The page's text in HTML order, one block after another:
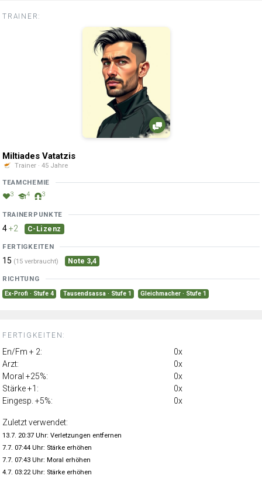
TRAINER:
Miltiades Vatatzis
Trainer · 45 Jahre
TEAMCHEMIE
3 4 3
TRAINERPUNKTE
4+2 C-Lizenz
FERTIGKEITEN
15 (15 verbraucht) Note 3,4
RICHTUNG
Ex-Profi · Stufe 4 Tausendsassa · Stufe 1 Gleichmacher · Stufe 1
FERTIGKEITEN:
En/Fm + 2:
0x
Arzt:
0x
Moral +25%:
0x
Stärke +1:
0x
Eingesp. +5%:
0x
Zuletzt verwendet:
13.7. 20:37 Uhr: Verletzungen entfernen
7.7. 07:44 Uhr: Stärke erhöhen
7.7. 07:43 Uhr: Moral erhöhen
4.7. 03:22 Uhr: Stärke erhöhen